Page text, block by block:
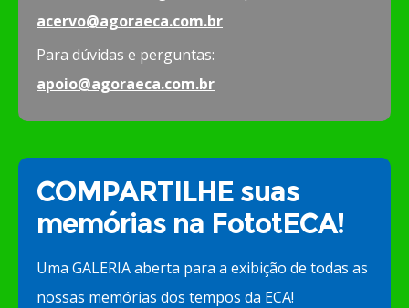
acervo@agoraeca.com.br
Para dúvidas e perguntas:
apoio@agoraeca.com.br
COMPARTILHE suas
memórias na FototECA!
Uma GALERIA aberta para a exibição de todas as
nossas memórias dos tempos da ECA!